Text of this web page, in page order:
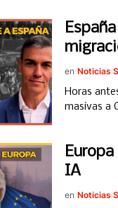
en Noticias
Horas
masivas a
IA
en Noticias